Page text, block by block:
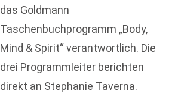
das Goldmann
Taschenbuchprogramm „Body,
Mind & Spirit“ verantwortlich. Die
drei Programmleiter berichten
direkt an Stephanie Taverna.